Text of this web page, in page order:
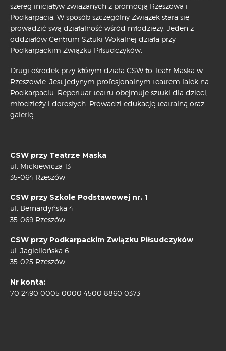
szereg inicjatyw związanych z promocją Rzeszowa i
Podkarpacia. W sposób szczególny Związek stara się
prowadzić swą działalność wśród młodzieży. Jeden z
oddziałów Centrum Sztuki Wokalnej działa przy
Podkarpackim Związku Piłsudczyków.
Drugi ośrodek przy którym działa CSW to Teatr Maska w
Rzeszowie. Jest jedynym profesjonalnym teatrem lalek na
Podkarpaciu. Repertuar teatru obejmuje sztuki dla dzieci,
młodzieży i dorosłych. Prowadzi edukację teatralną oraz
galerię.
CSW przy Teatrze Maska
ul. Mickiewicza 13
35-064 Rzeszów
CSW przy Szkole Podstawowej nr. 1
ul. Bernardyńska 4
35-069 Rzeszów
CSW przy Podkarpackim Związku Piłsudczyków
ul. Jagiellońska 6
35-025 Rzeszów
Nr konta:
70 2490 0005 0000 4500 8860 0373